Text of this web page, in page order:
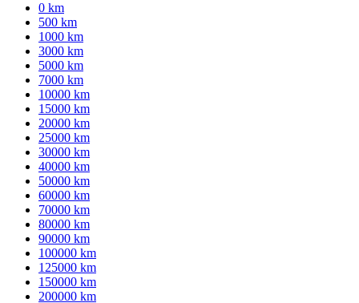
0 km
500 km
1000 km
3000 km
5000 km
7000 km
10000 km
15000 km
20000 km
25000 km
30000 km
40000 km
50000 km
60000 km
70000 km
80000 km
90000 km
100000 km
125000 km
150000 km
200000 km